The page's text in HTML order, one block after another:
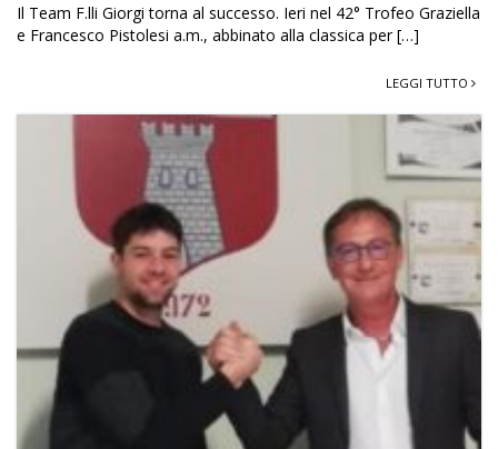
Il Team F.lli Giorgi torna al successo. Ieri nel 42° Trofeo Graziella
e Francesco Pistolesi a.m., abbinato alla classica per […]
LEGGI TUTTO